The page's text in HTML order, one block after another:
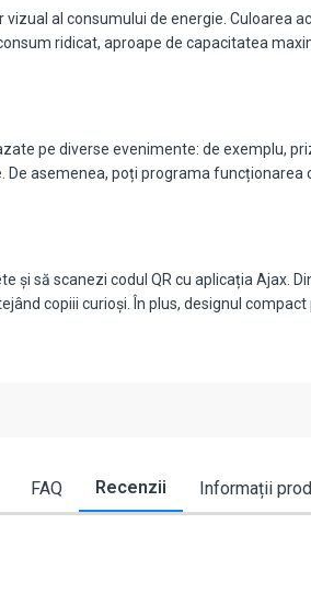
al consumului de energie. Culoarea
ridicat, aproape de capacitatea
pe diverse evenimente: de exemplu,
asemenea, poți programa
să scanezi codul QR cu aplicația Ajax.
copiii curioși. În plus, designul
FAQ Recenzii Informații